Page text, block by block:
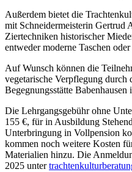
Außerdem bietet die
mit Schneidermeisterin Gertrud
Ziertechniken historischer
entweder moderne Taschen
Auf Wunsch können die
vegetarische Verpflegung durch
Begegnungsstätte
Die Lehrgangsgebühr ohne
155 €, für in Ausbildung
Unterbringung in Vollpension
kommen noch weitere Kosten
Materialien hinzu. Die
2025 unter